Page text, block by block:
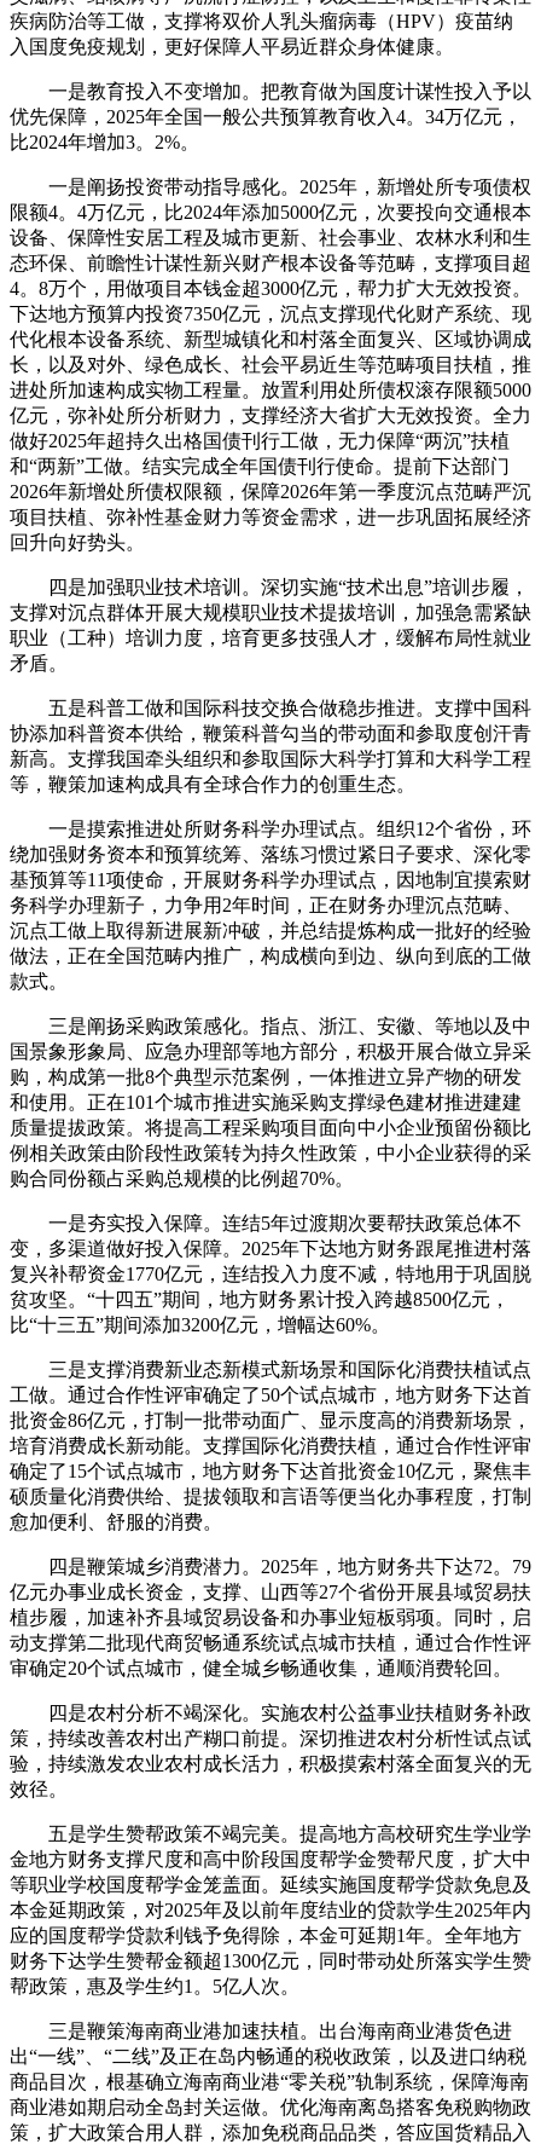
疾病防治等工做，支撑将双价人乳头瘤病毒（HPV）疫苗纳
入国度免疫规划，更好保障人平易近群众身体健康。
一是教育投入不变增加。把教育做为国度计谋性投入予以
优先保障，2025年全国一般公共预算教育收入4。34万亿元，
比2024年增加3。2%。
一是阐扬投资带动指导感化。2025年，新增处所专项债权
限额4。4万亿元，比2024年添加5000亿元，次要投向交通根本
设备、保障性安居工程及城市更新、社会事业、农林水利和生
态环保、前瞻性计谋性新兴财产根本设备等范畴，支撑项目超
4。8万个，用做项目本钱金超3000亿元，帮力扩大无效投资。
下达地方预算内投资7350亿元，沉点支撑现代化财产系统、现
代化根本设备系统、新型城镇化和村落全面复兴、区域协调成
长，以及对外、绿色成长、社会平易近生等范畴项目扶植，推
进处所加速构成实物工程量。放置利用处所债权滚存限额5000
亿元，弥补处所分析财力，支撑经济大省扩大无效投资。全力
做好2025年超持久出格国债刊行工做，无力保障“两沉”扶植
和“两新”工做。结实完成全年国债刊行使命。提前下达部门
2026年新增处所债权限额，保障2026年第一季度沉点范畴严沉
项目扶植、弥补性基金财力等资金需求，进一步巩固拓展经济
回升向好势头。
四是加强职业技术培训。深切实施“技术出息”培训步履，
支撑对沉点群体开展大规模职业技术提拔培训，加强急需紧缺
职业（工种）培训力度，培育更多技强人才，缓解布局性就业
矛盾。
五是科普工做和国际科技交换合做稳步推进。支撑中国科
协添加科普资本供给，鞭策科普勾当的带动面和参取度创汗青
新高。支撑我国牵头组织和参取国际大科学打算和大科学工程
等，鞭策加速构成具有全球合作力的创重生态。
一是摸索推进处所财务科学办理试点。组织12个省份，环
绕加强财务资本和预算统筹、落练习惯过紧日子要求、深化零
基预算等11项使命，开展财务科学办理试点，因地制宜摸索财
务科学办理新子，力争用2年时间，正在财务办理沉点范畴、
沉点工做上取得新进展新冲破，并总结提炼构成一批好的经验
做法，正在全国范畴内推广，构成横向到边、纵向到底的工做
款式。
三是阐扬采购政策感化。指点、浙江、安徽、等地以及中
国景象形象局、应急办理部等地方部分，积极开展合做立异采
购，构成第一批8个典型示范案例，一体推进立异产物的研发
和使用。正在101个城市推进实施采购支撑绿色建材推进建建
质量提拔政策。将提高工程采购项目面向中小企业预留份额比
例相关政策由阶段性政策转为持久性政策，中小企业获得的采
购合同份额占采购总规模的比例超70%。
一是夯实投入保障。连结5年过渡期次要帮扶政策总体不
变，多渠道做好投入保障。2025年下达地方财务跟尾推进村落
复兴补帮资金1770亿元，连结投入力度不减，特地用于巩固脱
贫攻坚。“十四五”期间，地方财务累计投入跨越8500亿元，
比“十三五”期间添加3200亿元，增幅达60%。
三是支撑消费新业态新模式新场景和国际化消费扶植试点
工做。通过合作性评审确定了50个试点城市，地方财务下达首
批资金86亿元，打制一批带动面广、显示度高的消费新场景，
培育消费成长新动能。支撑国际化消费扶植，通过合作性评审
确定了15个试点城市，地方财务下达首批资金10亿元，聚焦丰
硕质量化消费供给、提拔领取和言语等便当化办事程度，打制
愈加便利、舒服的消费。
四是鞭策城乡消费潜力。2025年，地方财务共下达72。79
亿元办事业成长资金，支撑、山西等27个省份开展县域贸易扶
植步履，加速补齐县域贸易设备和办事业短板弱项。同时，启
动支撑第二批现代商贸畅通系统试点城市扶植，通过合作性评
审确定20个试点城市，健全城乡畅通收集，通顺消费轮回。
四是农村分析不竭深化。实施农村公益事业扶植财务补政
策，持续改善农村出产糊口前提。深切推进农村分析性试点试
验，持续激发农业农村成长活力，积极摸索村落全面复兴的无
效径。
五是学生赞帮政策不竭完美。提高地方高校研究生学业学
金地方财务支撑尺度和高中阶段国度帮学金赞帮尺度，扩大中
等职业学校国度帮学金笼盖面。延续实施国度帮学贷款免息及
本金延期政策，对2025年及以前年度结业的贷款学生2025年内
应的国度帮学贷款利钱予免得除，本金可延期1年。全年地方
财务下达学生赞帮金额超1300亿元，同时带动处所落实学生赞
帮政策，惠及学生约1。5亿人次。
三是鞭策海南商业港加速扶植。出台海南商业港货色进
出“一线”、“二线”及正在岛内畅通的税收政策，以及进口纳税
商品目次，根基确立海南商业港“零关税”轨制系统，保障海南
商业港如期启动全岛封关运做。优化海南离岛搭客免税购物政
策，扩大政策合用人群，添加免税商品品类，答应国货精品入